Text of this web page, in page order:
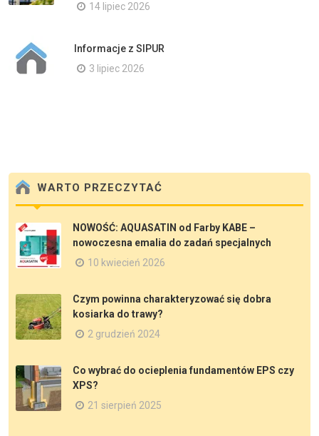
14 lipiec 2026
Informacje z SIPUR
3 lipiec 2026
WARTO PRZECZYTAĆ
NOWOŚĆ: AQUASATIN od Farby KABE –
nowoczesna emalia do zadań specjalnych
10 kwiecień 2026
Czym powinna charakteryzować się dobra
kosiarka do trawy?
2 grudzień 2024
Co wybrać do ocieplenia fundamentów EPS czy
XPS?
21 sierpień 2025